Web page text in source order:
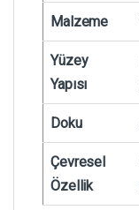
Malzeme
Yüzey
Yapısı
Doku
Çevresel
Özellik